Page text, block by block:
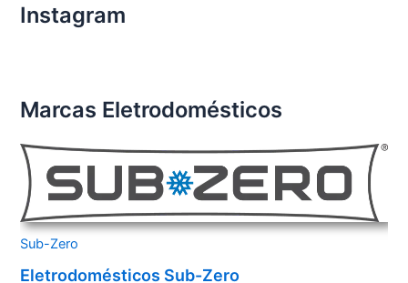
Instagram
Marcas Eletrodomésticos
Sub-Zero
Eletrodomésticos Sub-Zero